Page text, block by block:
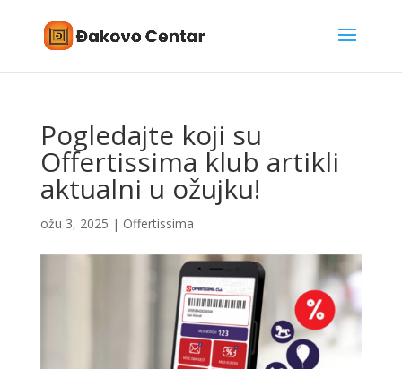
Pogledajte koji su
Offertissima klub artikli
aktualni u ožujku!
ožu 3, 2025 | Offertissima